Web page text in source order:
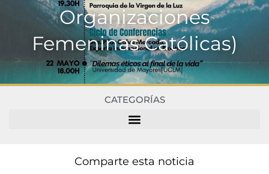
Organizaciones
Femeninas Católicas)
CATEGORÍAS
Comparte esta noticia